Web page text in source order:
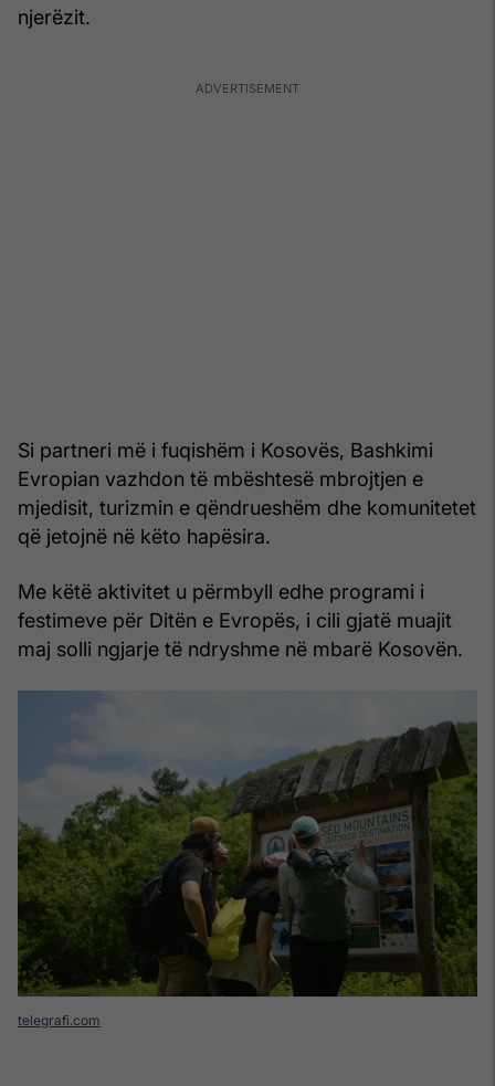
njerëzit.
Si partneri më i fuqishëm i Kosovës, Bashkimi
Evropian vazhdon të mbështesë mbrojtjen e
mjedisit, turizmin e qëndrueshëm dhe komunitetet
që jetojnë në këto hapësira.
Me këtë aktivitet u përmbyll edhe programi i
festimeve për Ditën e Evropës, i cili gjatë muajit
maj solli ngjarje të ndryshme në mbarë Kosovën.
telegrafi.com